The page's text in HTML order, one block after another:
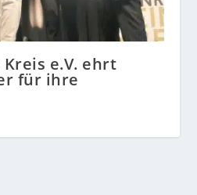
e.V. ehrt
für ihre